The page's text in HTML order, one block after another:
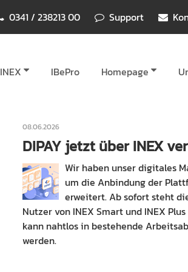
0341 / 238213 00 Support
INEX IBePro Homepage
08.06.2026
DIPAY jetzt über INEX
Wir haben unser digitales
um die Anbindung der
erweitert. Ab sofort steht
Nutzer von INEX Smart und INEX
kann nahtlos in bestehende
werden.